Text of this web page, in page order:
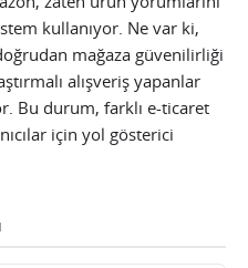
kullanıyor. Ne var ki,
mağaza güvenilirliği
alışveriş yapanlar
Bu durum, farklı e-ticaret
için yol gösterici